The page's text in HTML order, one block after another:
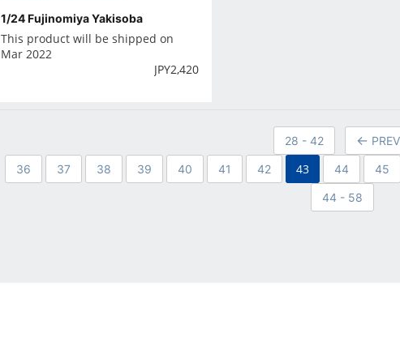
1/24 Fujinomiya Yakisoba
This product will be shipped on
Mar 2022
JPY2,420
28 - 42 PREV
36 37 38 39 40 41 42 43 44 45
44 - 58